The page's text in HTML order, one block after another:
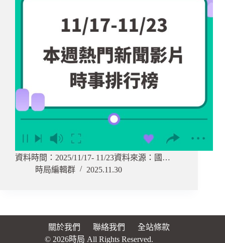
資料時間：2025/11/17- 11/23資料來源：國…
時局編輯群
2025.11.30
關於我們 聯絡我們
全站條款
© 2026時局 All Rights Reserved.